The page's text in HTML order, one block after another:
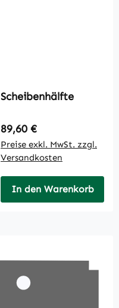
Scheibenhälfte
Regulärer Preis:
89,60 €
Preise exkl. MwSt. zzgl.
Versandkosten
In den Warenkorb